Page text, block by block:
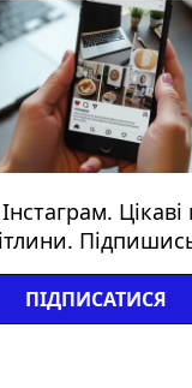
ПІДПИСАТИСЯ